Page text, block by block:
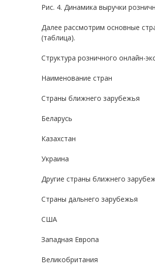
Рис. 4. Динамика выручки
Далее рассмотрим основные
(таблица).
Структура розничного онлайн-
Наименование стран
Страны ближнего зарубежья
Беларусь
Казахстан
Украина
Другие страны ближнего
Страны дальнего зарубежья
США
Западная Европа
Великобритания